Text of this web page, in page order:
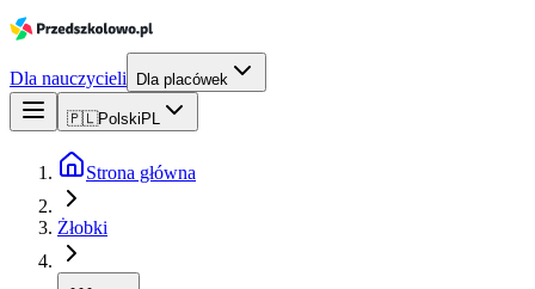
Dla nauczycieli Dla placówek
🇵🇱Polski PL
Strona główna
Żłobki